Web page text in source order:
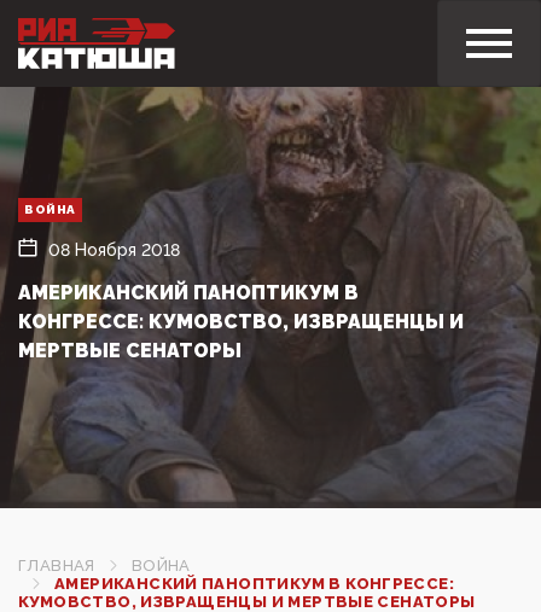
ВОЙНА
08 Ноября 2018
АМЕРИКАНСКИЙ ПАНОПТИКУМ В
КОНГРЕССЕ: КУМОВСТВО, ИЗВРАЩЕНЦЫ И
МЕРТВЫЕ СЕНАТОРЫ
ГЛАВНАЯ
ВОЙНА
АМЕРИКАНСКИЙ ПАНОПТИКУМ В КОНГРЕССЕ:
КУМОВСТВО, ИЗВРАЩЕНЦЫ И МЕРТВЫЕ СЕНАТОРЫ